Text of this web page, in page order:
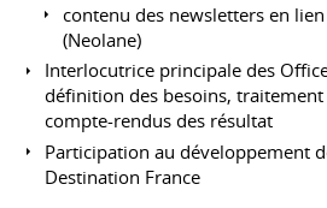
contenu des newsletters en
(Neolane)
Interlocutrice principale des
définition des besoins, traitement
compte-rendus des résultat
Participation au développement
Destination France